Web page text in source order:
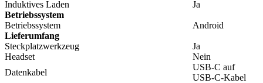
Induktives Laden
Ja
Betriebssystem
Betriebssystem
Android
Lieferumfang
Steckplatzwerkzeug
Ja
Headset
Nein
Datenkabel
USB-C auf
USB-C-Kabel